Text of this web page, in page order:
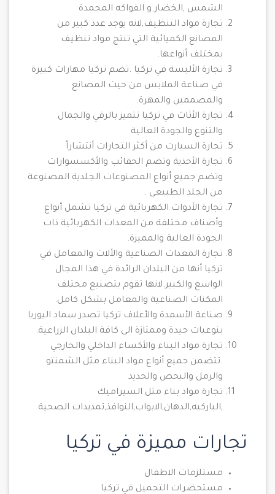
الشمس ,الخضار و الفواكه المجمدة
تجارة مواد التنظيف,لانه يوجد عدد كبير من
المصانع الكميائية التي تنتج مواد تنظيف
بمختلف أنواعها.
تجارة الألبسة في تركيا .تضم تركيا مهارات كبيرة
في صناعة الملابس من حيث المصانع
والمصممين والمهرة.
تجارة الأثاث في تركيا تتميز بالرقي والجمال
والتنوع والجودة العالية
تجارة السيارت من أكثر التجارات أنتشاراً
تجارة الأحذية وتضم الحقائب والأكسسوارات
وتضم جميع أنواع المصنوعات الجلدية المصنوعة
من الجلد الطبيعي .
تجارة الأدوات الكهربائية في تركيا تشمل أنواع
وأصناف مختلفة من المعدات الكهربائية ذات
الجودة العالية والمميزة.
تجارة المعدات الصناعية والألات والمعامل في
تركيا أنها من البلدان الرائدة في هذا المجال
الواسع والكبير.لانها تقوم بتصنيع مختلف
المكنات الصناعية والمعامل بشكل كامل.
صناعة الأسمدة والأعلاف تركيا تصدر سماد اليوريا
بنوعيات جيدة وممتازة الى كافة البلدان الزراعية.
تجارة مواد البناء والأكساء الداخلي والخارجي
.تتضمن جميع أنواع مواد البناء مثل الشمنتو
والرمل والبحص والحديد
تجارة مواد بناء مثل السيراميك
,الباركيه,الدهان,الابواب,النوافذ,تمديدات الصحية.
تجارات مميزة في تركيا
مستلزمات الاطفال
مستحضرات التجميل في تركيا